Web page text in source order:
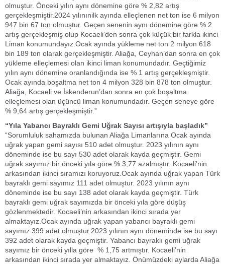
olmuştur. Önceki yılın aynı dönemine göre % 2,82 artış
gerçekleşmiştir.2024 yılınınilk ayında elleçlenen net ton ise 6 milyon
947 bin 67 ton olmuştur. Geçen senenin aynı dönemine göre % 2
artış gerçekleşmiş olup Kocaeli’den sonra çok küçük bir farkla ikinci
Liman konumundayız.Ocak ayında yükleme net ton 2 milyon 618
bin 189 ton olarak gerçekleşmiştir. Aliağa, Ceyhan’dan sonra en çok
yükleme elleçlemesi olan ikinci liman konumundadır. Geçtiğimiz
yılın aynı dönemine oranlandığında ise % 1 artış gerçekleşmiştir.
Ocak ayında boşaltma net ton 4 milyon 328 bin 878 ton olmuştur.
Aliağa, Kocaeli ve İskenderun’dan sonra en çok boşaltma
elleçlemesi olan üçüncü liman konumundadır. Geçen seneye göre
% 9,64 artış gerçekleşmiştir.”
“Yıla Yabancı Bayraklı Gemi Uğrak Sayısı artışıyla başladık”
“Sorumluluk sahamızda bulunan Aliağa Limanlarına Ocak ayında
uğrak yapan gemi sayısı 510 adet olmuştur. 2023 yılının aynı
döneminde ise bu sayı 530 adet olarak kayda geçmiştir. Gemi
uğrak sayımız bir önceki yıla göre % 3,77 azalmıştır. Kocaeli’nin
arkasından ikinci sıramızı koruyoruz.Ocak ayında uğrak yapan Türk
bayraklı gemi sayımız 111 adet olmuştur. 2023 yılının aynı
döneminde ise bu sayı 138 adet olarak kayda geçmiştir. Türk
bayraklı gemi uğrak sayımızda bir önceki yıla göre düşüş
gözlenmektedir. Kocaeli’nin arkasından ikinci sırada yer
almaktayız.Ocak ayında uğrak yapan yabancı bayraklı gemi
sayımız 399 adet olmuştur.2023 yılının aynı döneminde ise bu sayı
392 adet olarak kayda geçmiştir. Yabancı bayraklı gemi uğrak
sayımız bir önceki yılla göre % 1,75 artmıştır. Kocaeli’nin
arkasından ikinci sırada yer almaktayız. Önümüzdeki aylarda Aliağa